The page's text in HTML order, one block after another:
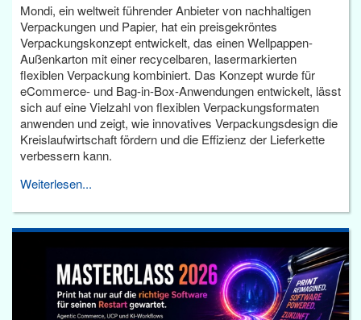
Mondi, ein weltweit führender Anbieter von nachhaltigen
Verpackungen und Papier, hat ein preisgekröntes
Verpackungskonzept entwickelt, das einen Wellpappen-
Außenkarton mit einer recycelbaren, lasermarkierten
flexiblen Verpackung kombiniert. Das Konzept wurde für
eCommerce- und Bag-in-Box-Anwendungen entwickelt, lässt
sich auf eine Vielzahl von flexiblen Verpackungsformaten
anwenden und zeigt, wie innovatives Verpackungsdesign die
Kreislaufwirtschaft fördern und die Effizienz der Lieferkette
verbessern kann.
Weiterlesen...